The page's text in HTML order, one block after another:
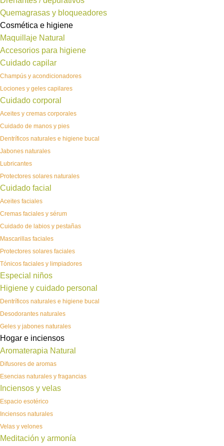
Quemagrasas y bloqueadores
Cosmética e higiene
Maquillaje Natural
Accesorios para higiene
Cuidado capilar
Champús y acondicionadores
Lociones y geles capilares
Cuidado corporal
Aceites y cremas corporales
Cuidado de manos y pies
Dentríficos naturales e higiene bucal
Jabones naturales
Lubricantes
Protectores solares naturales
Cuidado facial
Aceites faciales
Cremas faciales y sérum
Cuidado de labios y pestañas
Mascarillas faciales
Protectores solares faciales
Tónicos faciales y limpiadores
Especial niños
Higiene y cuidado personal
Dentríficos naturales e higiene bucal
Desodorantes naturales
Geles y jabones naturales
Hogar e inciensos
Aromaterapia Natural
Difusores de aromas
Esencias naturales y fragancias
Inciensos y velas
Espacio esotérico
Inciensos naturales
Velas y velones
Meditación y armonía